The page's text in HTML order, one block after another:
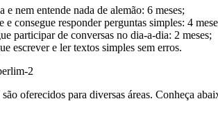
e nem entende nada de alemão: 6 meses;
e consegue responder perguntas simples: 4
participar de conversas no dia-a-dia: 2 meses;
escrever e ler textos simples sem erros.
oferecidos para diversas áreas. Conheça